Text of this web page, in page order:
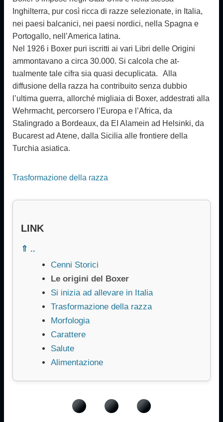
Inghilterra, pur così ricca di razze selezionate, in Italia,
nei paesi balcanici, nei paesi nordici, nella Spagna e
Por­togallo, nell’America latina.
Nel 1926 i Boxer puri iscritti ai vari Libri delle Ori­gini
ammontavano a circa 30.000. Si calcola che at­
tualmente tale cifra sia quasi decuplicata. Alla
diffusione della razza ha contribuito senza dub­bio
l’ultima guerra, allorché migliaia di Boxer, addest­rati alla
Wehrmacht, percorsero l’Europa e l’Africa, da
Stalingrado a Bordeaux, da EI Alamein ad Helsinki, da
Bucarest ad Atene, dalla Sicilia alle frontiere della
Turchia asiatica.
Trasformazione della razza
LINK
⇑ ..
Cenni Storici
Le origini del Boxer
Si inizia ad allevare in Italia
Trasformazione della razza
Morfologia
Carattere
Salute
Alimentazione